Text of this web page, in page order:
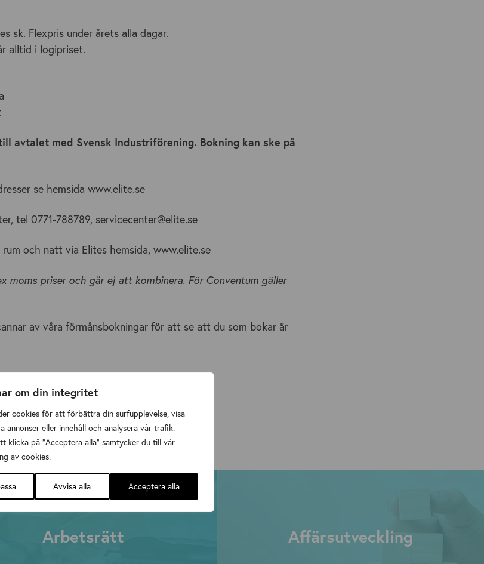
om din integritet
cookies för att förbättra din surfupplevelse, visa
annonser eller innehåll och analysera vår trafik.
klicka på "Acceptera alla" samtycker du till vår
av cookies.
Avvisa alla Acceptera alla
sk. Flexpris under årets alla dagar.
alltid i logipriset.
avtalet med Svensk Industriförening. Bokning kan ske på
se hemsida www.elite.se
tel 0771-788789, servicecenter@elite.se
och natt via Elites hemsida, www.elite.se
moms priser och går ej att kombinera. För Conventum gäller
av våra förmånsbokningar för att se att du som bokar är
Arbetsrätt Affärsutveckling